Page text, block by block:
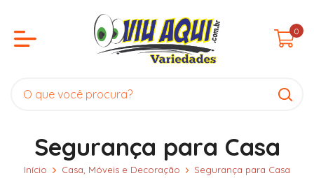
0
Segurança para Casa
Início Casa, Móveis e Decoração Segurança para Casa